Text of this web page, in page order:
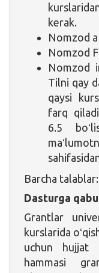
kerak.
Nomzod
Nomzod
Nomzod
Tilni qay
qaysi
farq
6.5
Barcha talablar:
Dasturga
Grantlar
kurslarida
uchun hujjat
hammasi